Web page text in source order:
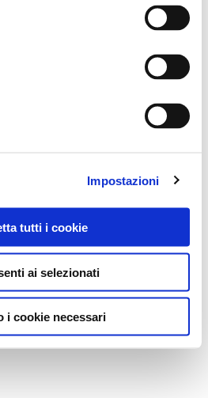
Impostazioni
tutti i cookie
ai selezionati
i cookie necessari